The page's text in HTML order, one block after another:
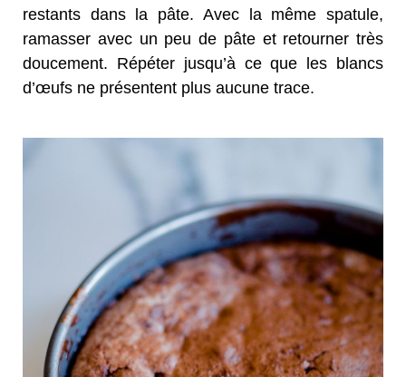
restants dans la pâte. Avec la même spatule,
ramasser avec un peu de pâte et retourner très
doucement. Répéter jusqu’à ce que les blancs
d’œufs ne présentent plus aucune trace.